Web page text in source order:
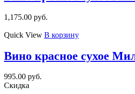
1,175.00 руб.
Quick View В корзину
Вино красное сухое
995.00 руб.
Скидка